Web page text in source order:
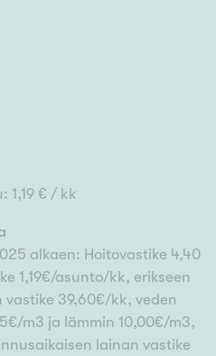
1,19 € / kk
alkaen: Hoitovastike 4,40
1,19€/asunto/kk, erikseen
39,60€/kk, veden
m3 ja lämmin 10,00€/m3,
lainan vastike